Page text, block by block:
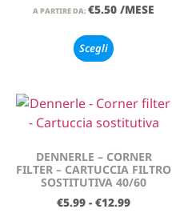
A PARTIRE DA: €5.50 /MESE
Scegli
DENNERLE – CORNER
FILTER – CARTUCCIA FILTRO
SOSTITUTIVA 40/60
€5.99 - €12.99